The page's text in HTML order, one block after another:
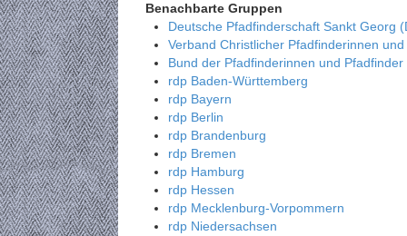
Benachbarte Gruppen
Deutsche Pfadfinderschaft Sankt Georg
Verband Christlicher Pfadfinderinnen
Bund der Pfadfinderinnen und Pfadfinder
rdp Baden-Württemberg
rdp Bayern
rdp Berlin
rdp Brandenburg
rdp Bremen
rdp Hamburg
rdp Hessen
rdp Mecklenburg-Vorpommern
rdp Niedersachsen